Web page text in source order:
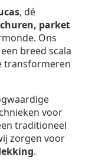
, dé
parket
Ons
breed scala
transformeren
voor
traditioneel
zorgen voor
.